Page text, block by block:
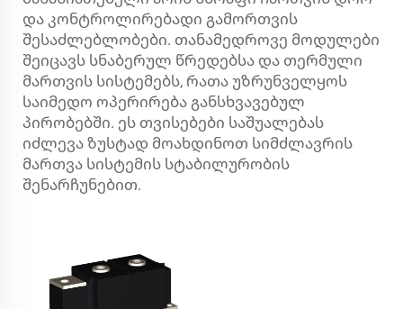
და კონტროლირებადი გამორთვის
შესაძლებლობები. თანამედროვე მოდულები
შეიცავს სნაბერულ წრედებსა და თერმული
მართვის სისტემებს, რათა უზრუნველყოს
საიმედო ოპერირება განსხვავებულ
პირობებში. ეს თვისებები საშუალებას
იძლევა ზუსტად მოახდინოთ სიმძლავრის
მართვა სისტემის სტაბილურობის
შენარჩუნებით.